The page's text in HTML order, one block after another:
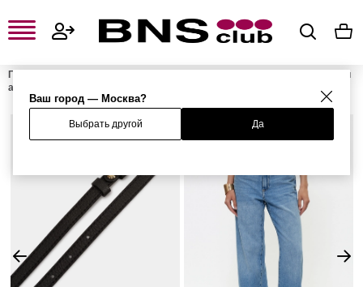
Ваш город — Москва?
Выбрать другой Да
Главная
Женские сумки и
аксессуары